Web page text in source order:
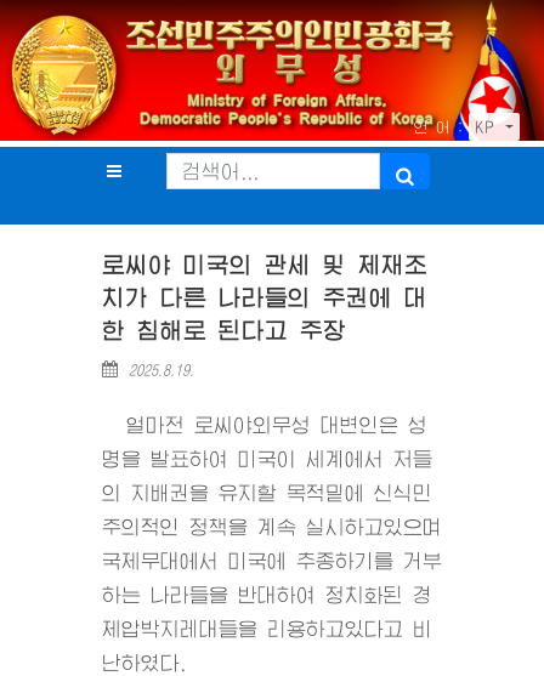
언 어 : KP
로씨야 미국의 관세 및 제재조
치가 다른 나라들의 주권에 대
한 침해로 된다고 주장
2025.8.19.
얼마전 로씨야외무성 대변인은 성
명을 발표하여 미국이 세계에서 저들
의 지배권을 유지할 목적밑에 신식민
주의적인 정책을 계속 실시하고있으며
국제무대에서 미국에 추종하기를 거부
하는 나라들을 반대하여 정치화된 경
제압박지레대들을 리용하고있다고 비
난하였다.